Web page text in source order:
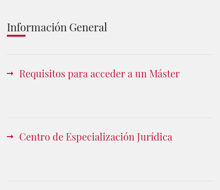
Información General
Requisitos para acceder a un Máster
Centro de Especialización Jurídica